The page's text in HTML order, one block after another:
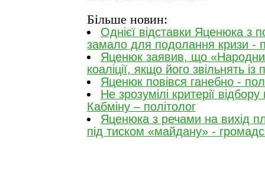
Більше новин:
Однієї відставки Яценюка з
замало для подолання кризи -
Яценюк заявив, що
коаліції, якщо його звільнять
Яценюк повівся ганебно -
Не зрозумілі критерії відбору
Кабміну – політолог
Яценюка з речами на вихід
під тиском «майдану» -